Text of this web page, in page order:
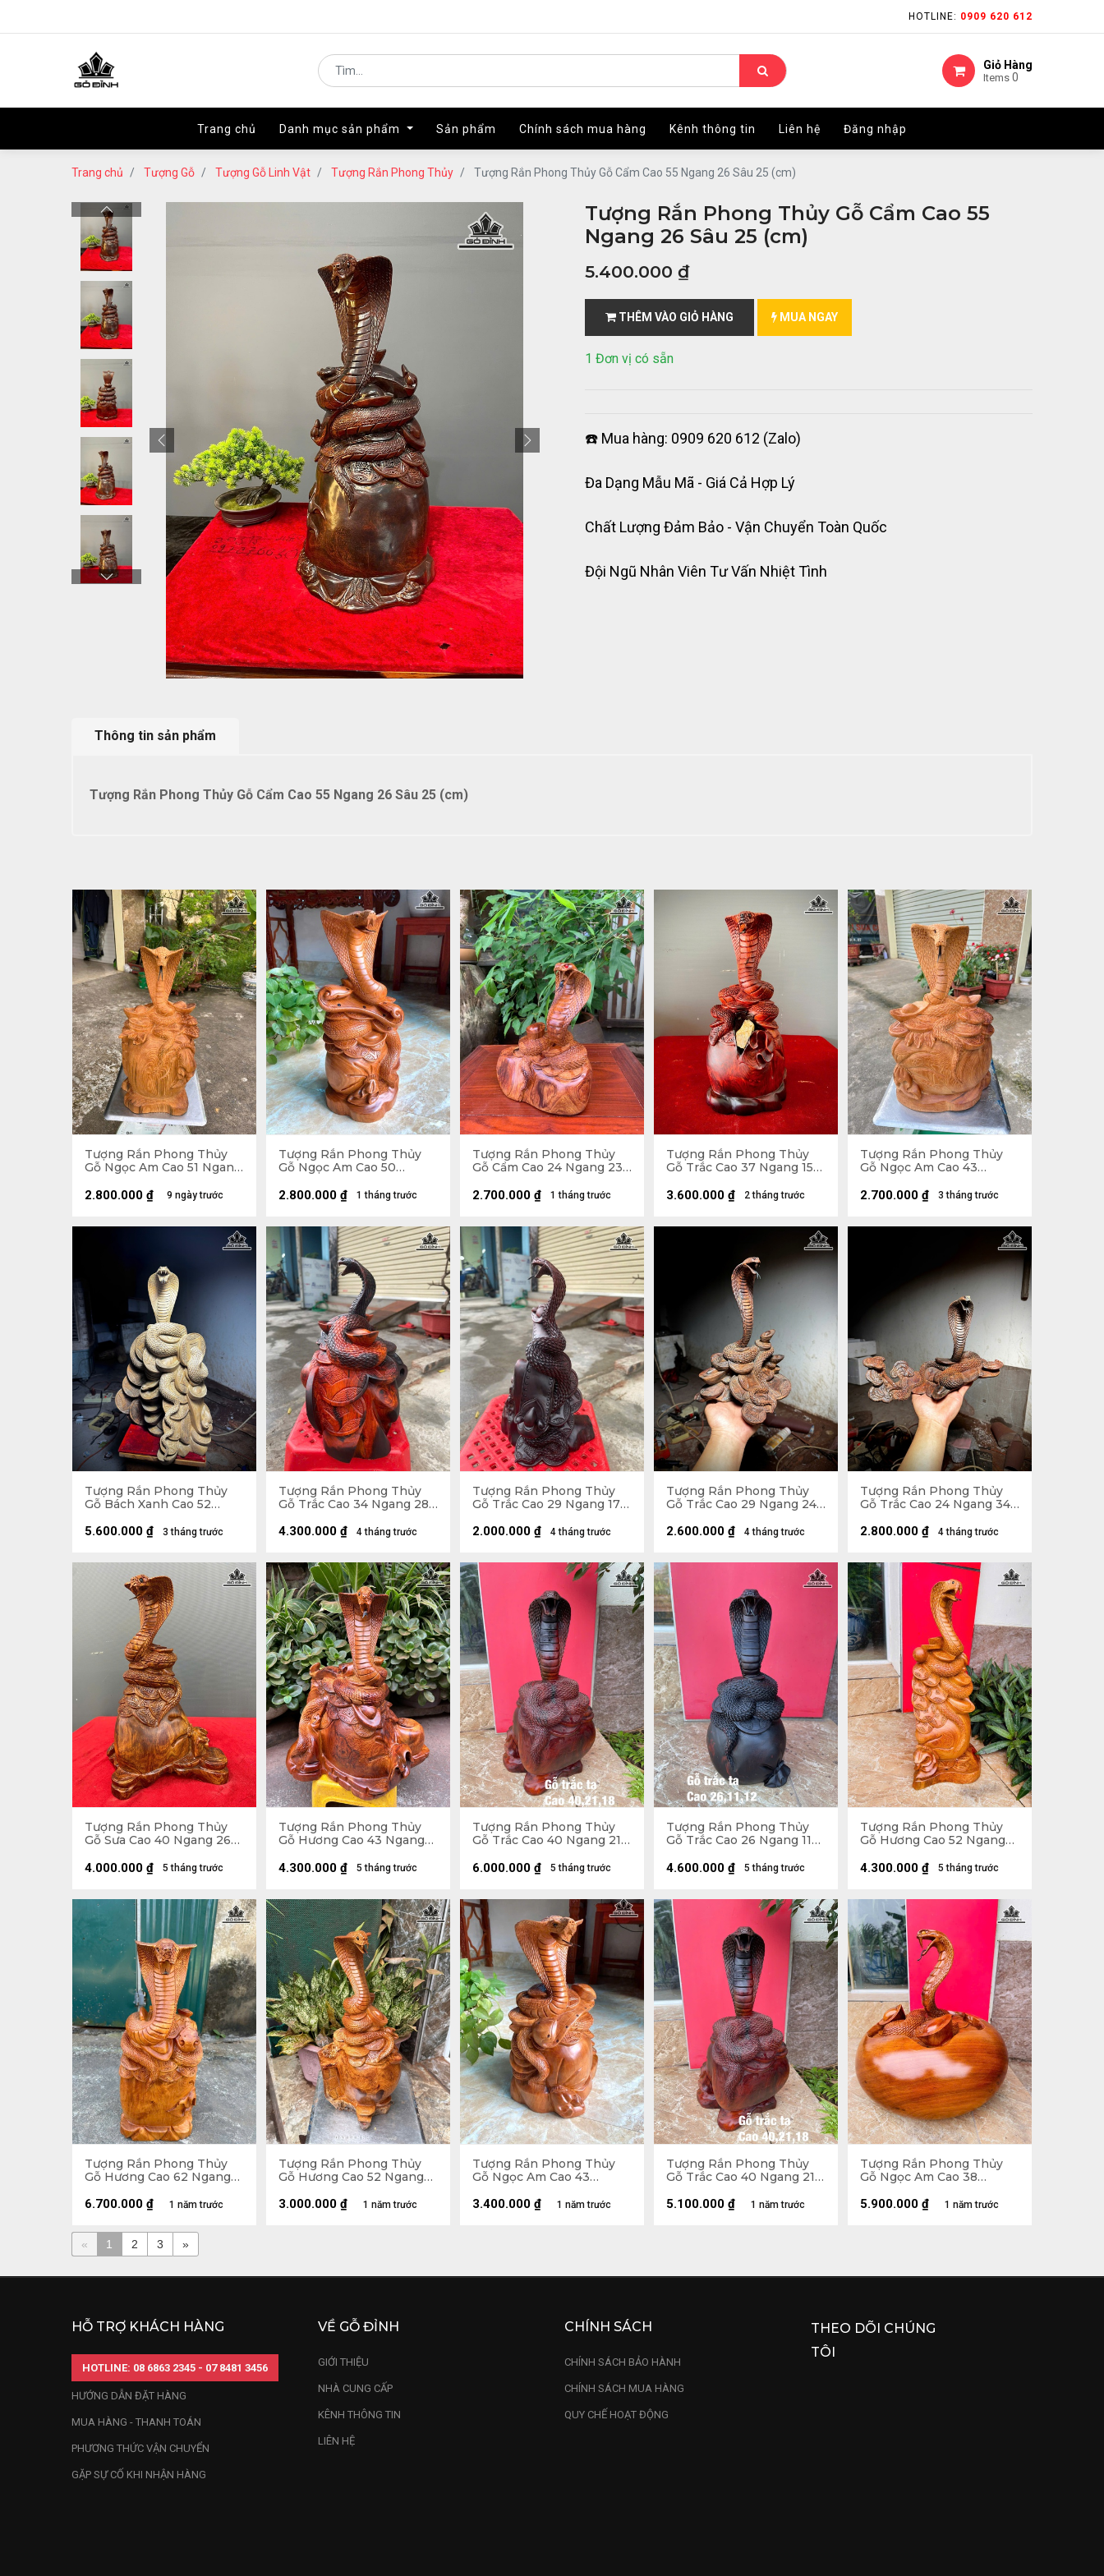
HOTLINE: 0909 620 612
Giỏ Hàng
Items 0
Trang chủ Danh mục sản phẩm Sản phẩm Chính sách mua hàng Kênh thông tin Liên hệ Đăng nhập
HOTLINE: 0909 620 612
Giỏ Hàng
Items 0
Trang chủ Danh mục sản phẩm Sản phẩm Chính sách mua hàng Kênh thông tin Liên hệ Đăng nhập
Trang chủ Tượng Gỗ Tượng Gỗ Linh Vật Tượng Rắn Phong Thủy Tượng Rắn Phong Thủy Gỗ Cẩm Cao 55 Ngang 26 Sâu 25 (cm)
Tượng Rắn Phong Thủy Gỗ Cẩm Cao 55
Ngang 26 Sâu 25 (cm)
5.400.000 ₫
THÊM VÀO GIỎ HÀNG MUA NGAY
1 Đơn vị có sẵn
☎️ Mua hàng: 0909 620 612 (Zalo)
Đa Dạng Mẫu Mã - Giá Cả Hợp Lý
Chất Lượng Đảm Bảo - Vận Chuyển Toàn Quốc
Đội Ngũ Nhân Viên Tư Vấn Nhiệt Tình
Thông tin sản phẩm
Tượng Rắn Phong Thủy Gỗ Cẩm Cao 55 Ngang 26 Sâu 25 (cm)
Tượng Rắn Phong Thủy
Gỗ Ngọc Am Cao 51 Ngang
9 ngày trước
2.800.000 ₫
Tượng Rắn Phong Thủy
Gỗ Ngọc Am Cao 50
1 tháng trước
2.800.000 ₫
Tượng Rắn Phong Thủy
Gỗ Cẩm Cao 24 Ngang 23
1 tháng trước
2.700.000 ₫
Tượng Rắn Phong Thủy
Gỗ Trắc Cao 37 Ngang 15
2 tháng trước
3.600.000 ₫
Tượng Rắn Phong Thủy
Gỗ Ngọc Am Cao 43
3 tháng trước
2.700.000 ₫
Tượng Rắn Phong Thủy
Gỗ Bách Xanh Cao 52
3 tháng trước
5.600.000 ₫
Tượng Rắn Phong Thủy
Gỗ Trắc Cao 34 Ngang 28
4 tháng trước
4.300.000 ₫
Tượng Rắn Phong Thủy
Gỗ Trắc Cao 29 Ngang 17
4 tháng trước
2.000.000 ₫
Tượng Rắn Phong Thủy
Gỗ Trắc Cao 29 Ngang 24
4 tháng trước
2.600.000 ₫
Tượng Rắn Phong Thủy
Gỗ Trắc Cao 24 Ngang 34
4 tháng trước
2.800.000 ₫
Tượng Rắn Phong Thủy
Gỗ Sưa Cao 40 Ngang 26
5 tháng trước
4.000.000 ₫
Tượng Rắn Phong Thủy
Gỗ Hương Cao 43 Ngang
5 tháng trước
4.300.000 ₫
Tượng Rắn Phong Thủy
Gỗ Trắc Cao 40 Ngang 21
5 tháng trước
6.000.000 ₫
Tượng Rắn Phong Thủy
Gỗ Trắc Cao 26 Ngang 11
5 tháng trước
4.600.000 ₫
Tượng Rắn Phong Thủy
Gỗ Hương Cao 52 Ngang
5 tháng trước
4.300.000 ₫
Tượng Rắn Phong Thủy
Gỗ Hương Cao 62 Ngang
1 năm trước
6.700.000 ₫
Tượng Rắn Phong Thủy
Gỗ Hương Cao 52 Ngang
1 năm trước
3.000.000 ₫
Tượng Rắn Phong Thủy
Gỗ Ngọc Am Cao 43
1 năm trước
3.400.000 ₫
Tượng Rắn Phong Thủy
Gỗ Trắc Cao 40 Ngang 21
1 năm trước
5.100.000 ₫
Tượng Rắn Phong Thủy
Gỗ Ngọc Am Cao 38
15kg
1 năm trước
5.900.000 ₫
« 1 2 3 »
HỖ TRỢ KHÁCH HÀNG
HOTLINE: 08 6863 2345 - 07 8481 3456
HƯỚNG DẪN ĐẶT HÀNG
MUA HÀNG - THANH TOÁN
PHƯƠNG THỨC VẬN CHUYỂN
GẶP SỰ CỐ KHI NHẬN HÀNG
VỀ GỖ ĐỈNH
GIỚI THIỆU
NHÀ CUNG CẤP
KÊNH THÔNG TIN
LIÊN HỆ
CHÍNH SÁCH
CHÍNH SÁCH BẢO HÀNH
CHÍNH SÁCH MUA HÀNG
QUY CHẾ HOẠT ĐỘNG
THEO DÕI CHÚNG
TÔI